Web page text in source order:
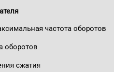
частота оборотов
оборотов
сжатия